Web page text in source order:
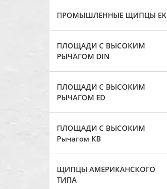
ПРОМЫШЛЕННЫЕ ЩИПЦЫ EK
ПЛОЩАДИ С ВЫСОКИМ
РЫЧАГОМ DIN
ПЛОЩАДИ С ВЫСОКИМ
РЫЧАГОМ ED
ПЛОЩАДИ С ВЫСОКИМ
Рычагом KB
ЩИПЦЫ АМЕРИКАНСКОГО
ТИПА